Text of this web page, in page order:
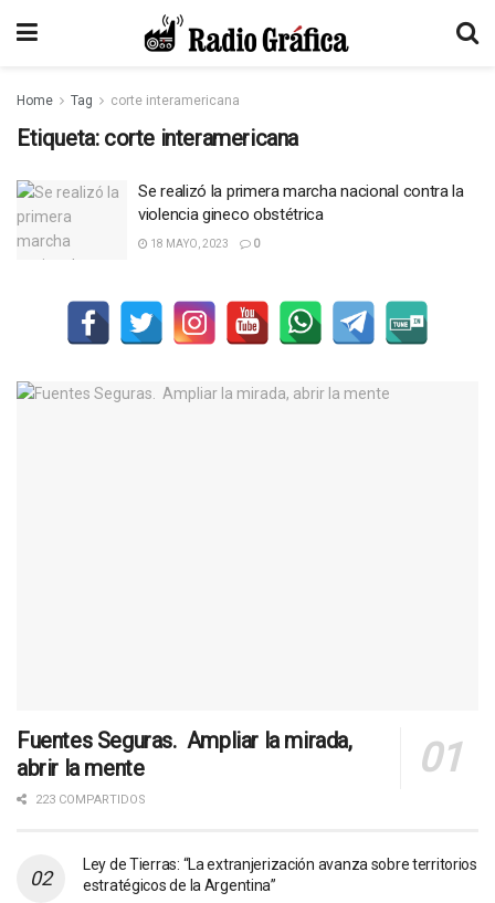
Home Tag corte interamericana
Etiqueta: corte interamericana
Se realizó la primera marcha nacional contra la
violencia gineco obstétrica
18 MAYO, 2023 0
Fuentes Seguras. Ampliar la mirada,
abrir la mente
223 COMPARTIDOS
Ley de Tierras: “La extranjerización avanza sobre territorios
estratégicos de la Argentina”